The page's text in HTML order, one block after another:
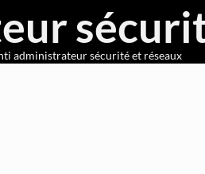
administrateur sécurité et réseaux